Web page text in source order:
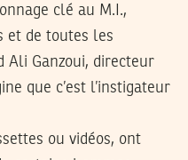
clé au M.I.,
et de toutes les
Ali Ganzoui, directeur
que c’est l’instigateur
ou vidéos, ont